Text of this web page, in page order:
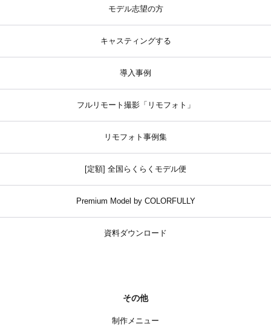
モデル志望の方
キャスティングする
導入事例
フルリモート撮影「リモフォト」
リモフォト事例集
[定額] 全国らくらくモデル便
Premium Model by COLORFULLY
資料ダウンロード
その他
制作メニュー